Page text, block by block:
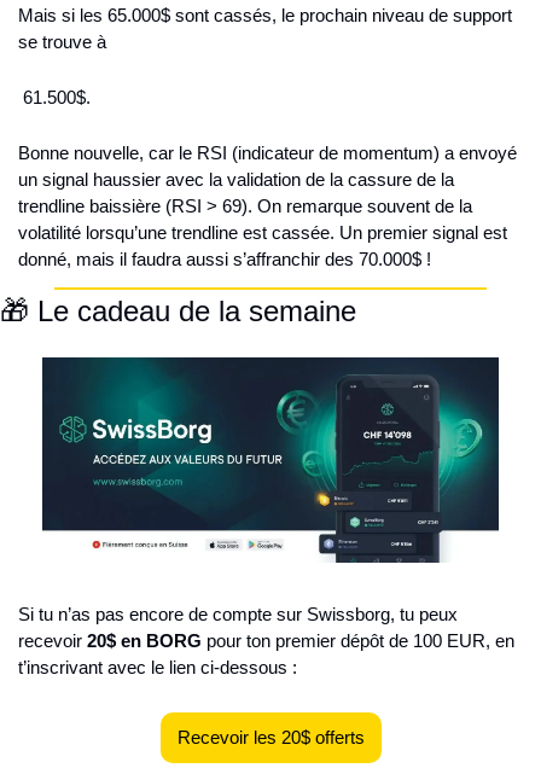
Mais si les 65.000$ sont cassés, le prochain niveau de support
se trouve à
61.500$.
Bonne nouvelle, car le RSI (indicateur de momentum) a envoyé
un signal haussier avec la validation de la cassure de la
trendline baissière (RSI > 69). On remarque souvent de la
volatilité lorsqu’une trendline est cassée. Un premier signal est
donné, mais il faudra aussi s’affranchir des 70.000$ !
🎁 Le cadeau de la semaine
Si tu n’as pas encore de compte sur Swissborg, tu peux
recevoir 20$ en BORG pour ton premier dépôt de 100 EUR, en
t’inscrivant avec le lien ci-dessous :
Recevoir les 20$ offerts